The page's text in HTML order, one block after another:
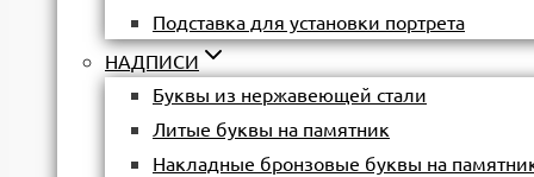
Подставка для установки портрета
НАДПИСИ
Буквы из нержавеющей стали
Литые буквы на памятник
Накладные бронзовые буквы на